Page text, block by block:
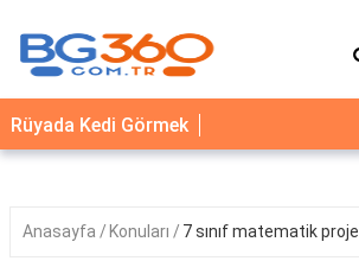
YEMEK
TARİFLERİ
Rüyada Kedi Görmek
Anasayfa Konuları 7 sınıf matematik proje